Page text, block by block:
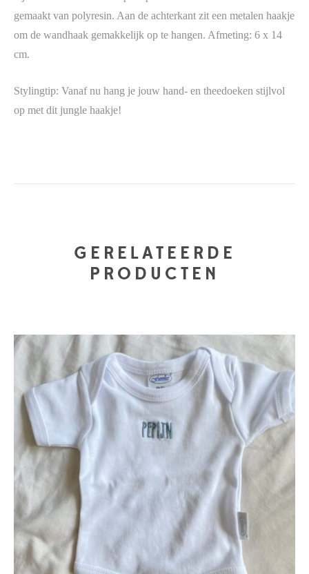
gemaakt van polyresin. Aan de achterkant zit een metalen haakje
om de wandhaak gemakkelijk op te hangen. Afmeting: 6 x 14
cm.
Stylingtip: Vanaf nu hang je jouw hand- en theedoeken stijlvol
op met dit jungle haakje!
GERELATEERDE
PRODUCTEN